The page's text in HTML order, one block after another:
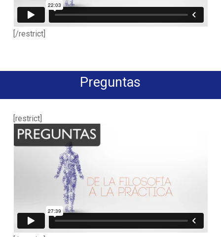
[/restrict]
Preguntas
[restrict]